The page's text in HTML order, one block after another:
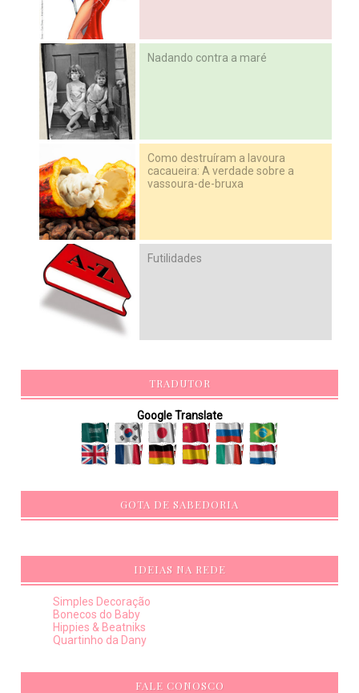
Nadando contra a maré
Como destruíram a lavoura
cacaueira: A verdade sobre a
vassoura-de-bruxa
Futilidades
TRADUTOR
Google Translate
GOTA DE SABEDORIA
IDEIAS NA REDE
Simples Decoração
Bonecos do Baby
Hippies & Beatniks
Quartinho da Dany
FALE CONOSCO